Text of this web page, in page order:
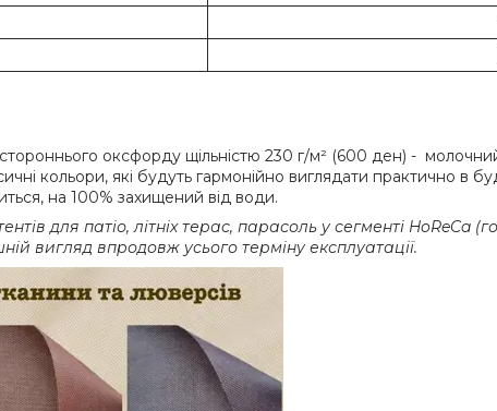
оксфорду щільністю 230 г/м² (600 ден) -
кольори, які будуть гармонійно виглядати практично в
на 100% захищений від води.
для патіо, літніх терас, парасоль у сегменті HoReCa
вигляд впродовж усього терміну експлуатації.